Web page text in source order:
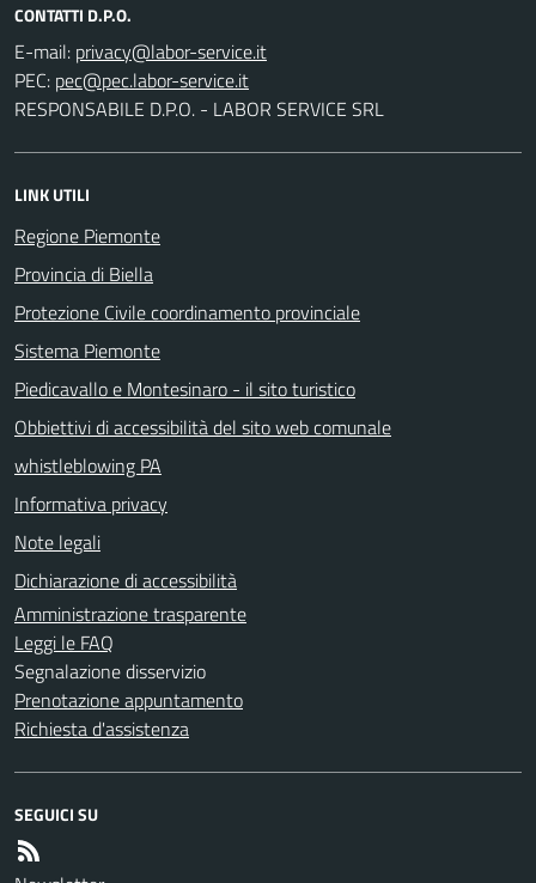
CONTATTI D.P.O.
E-mail:
PEC:
RESPONSABILE D.P.O. - LABOR SERVICE SRL
LINK UTILI
Regione Piemonte
Provincia di Biella
Protezione Civile coordinamento provinciale
Sistema Piemonte
Piedicavallo e Montesinaro - il sito turistico
Obbiettivi di accessibilità del sito web comunale
whistleblowing PA
Informativa privacy
Note legali
Dichiarazione di accessibilità
Amministrazione trasparente
Leggi le FAQ
Segnalazione disservizio
Prenotazione appuntamento
Richiesta d'assistenza
SEGUICI SU